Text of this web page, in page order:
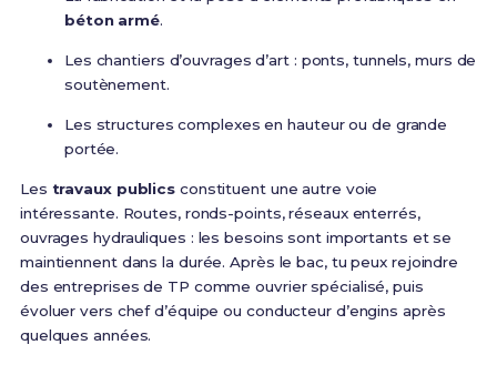
béton armé.
Les chantiers d’ouvrages d’art : ponts, tunnels, murs de
soutènement.
Les structures complexes en hauteur ou de grande
portée.
Les travaux publics constituent une autre voie
intéressante. Routes, ronds-points, réseaux enterrés,
ouvrages hydrauliques : les besoins sont importants et se
maintiennent dans la durée. Après le bac, tu peux rejoindre
des entreprises de TP comme ouvrier spécialisé, puis
évoluer vers chef d’équipe ou conducteur d’engins après
quelques années.